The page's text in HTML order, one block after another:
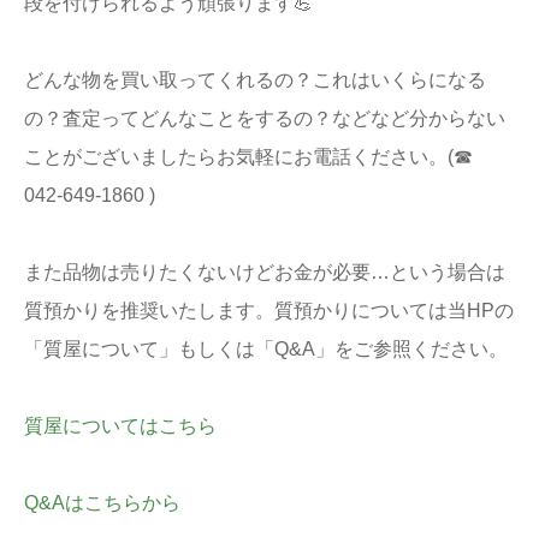
どんな物を買い取ってくれるの？これはいくらになる
の？査定ってどんなことをするの？などなど分からない
ことがございましたらお気軽にお電話ください。(☎
042-649-1860 )
また品物は売りたくないけどお金が必要…という場合は
質預かりを推奨いたします。質預かりについては当HPの
「質屋について」もしくは「Q&A」をご参照ください。
質屋についてはこちら
Q&Aはこちらから